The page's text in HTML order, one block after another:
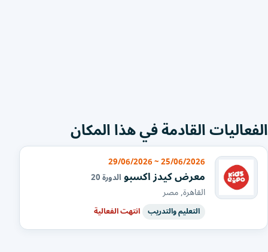
الفعاليات القادمة في هذا المكان
25/06/2026 ~ 29/06/2026
معرض كيدز اكسبوالدورة 20
القاهرة, مصر
التعليم والتدريب انتهت الفعالية